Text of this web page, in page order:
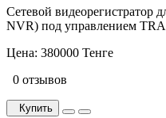
Сетевой видеорегистратор
NVR) под управлением
Цена: 380000 Тенге
0 отзывов
Купить